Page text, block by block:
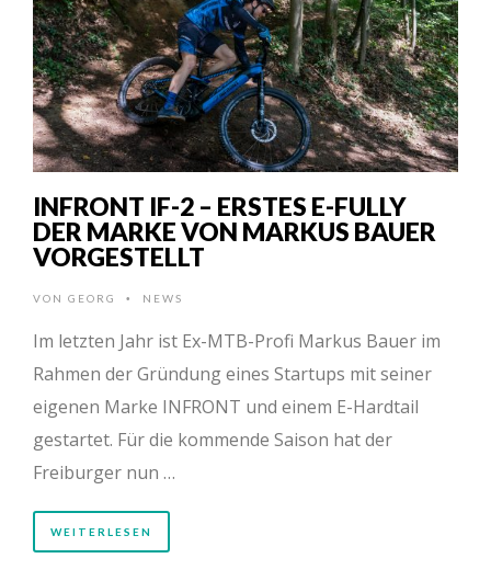
INFRONT IF-2 – ERSTES E-FULLY
DER MARKE VON MARKUS BAUER
VORGESTELLT
VON GEORG • NEWS
Im letzten Jahr ist Ex-MTB-Profi Markus Bauer im
Rahmen der Gründung eines Startups mit seiner
eigenen Marke INFRONT und einem E-Hardtail
gestartet. Für die kommende Saison hat der
Freiburger nun …
WEITERLESEN